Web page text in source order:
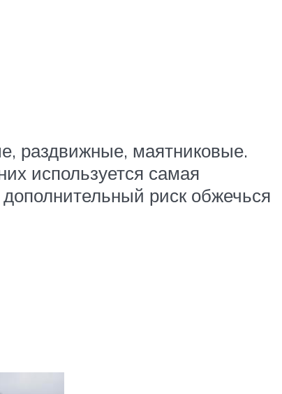
раздвижные, маятниковые.
используется самая
риск обжечься